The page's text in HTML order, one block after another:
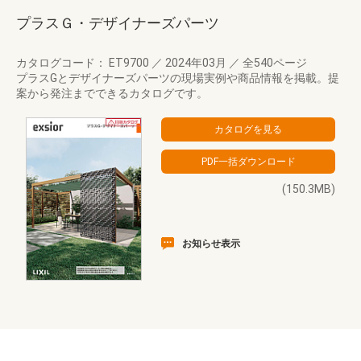
プラスＧ・デザイナーズパーツ
カタログコード： ET9700 ／ 2024年03月 ／ 全540ページ
プラスGとデザイナーズパーツの現場実例や商品情報を掲載。提
案から発注までできるカタログです。
(150.3MB)
お知らせ表示